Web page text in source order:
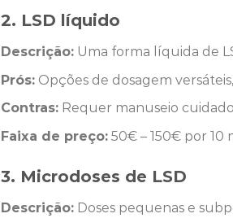
2. LSD líquido
Descrição: Uma forma líquida de
Prós: Opções de dosagem
Contras: Requer manuseio
Faixa de preço: 50€ – 150€ por 10
3. Microdoses de LSD
Descrição: Doses pequenas e